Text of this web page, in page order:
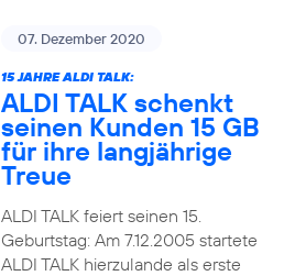
07. Dezember 2020
15 JAHRE ALDI TALK:
ALDI TALK schenkt
seinen Kunden 15 GB
für ihre langjährige
Treue
ALDI TALK feiert seinen 15.
Geburtstag: Am 7.12.2005 startete
ALDI TALK hierzulande als erste